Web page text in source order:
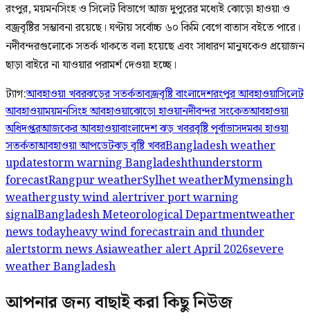
রংপুর, ময়মনসিংহ ও সিলেট বিভাগে আজ দুপুরের মধ্যেই ঝোড়ো হাওয়া ও
বজ্রবৃষ্টির সম্ভাবনা রয়েছে। ঘণ্টায় সর্বোচ্চ ৬০ কিমি বেগে বাতাস বইতে পারে।
নদীবন্দরগুলোকে সতর্ক থাকতে বলা হয়েছে এবং সাধারণ মানুষকেও প্রয়োজন
ছাড়া বাইরে না যাওয়ার পরামর্শ দেওয়া হচ্ছে।
ট্যাগ:আবহাওয়া খবরঝড়ের সতর্কতাবজ্রবৃষ্টি বাংলাদেশরংপুর আবহাওয়াসিলেট
আবহাওয়াময়মনসিংহ আবহাওয়াঝোড়ো হাওয়ানদীবন্দর সংকেতআবহাওয়া
অধিদপ্তরআজকের আবহাওয়াবাংলাদেশ ঝড় খবরবৃষ্টি পূর্বাভাসদমকা হাওয়া
সতর্কতাআবহাওয়া আপডেটঝড় বৃষ্টি খবরBangladesh weather
updatestorm warning Bangladeshthunderstorm
forecastRangpur weatherSylhet weatherMymensingh
weathergusty wind alertriver port warning
signalBangladesh Meteorological Departmentweather
news todayheavy wind forecastrain and thunder
alertstorm news Asiaweather alert April 2026severe
weather Bangladesh
আপনার জন্য বাছাই করা কিছু নিউজ